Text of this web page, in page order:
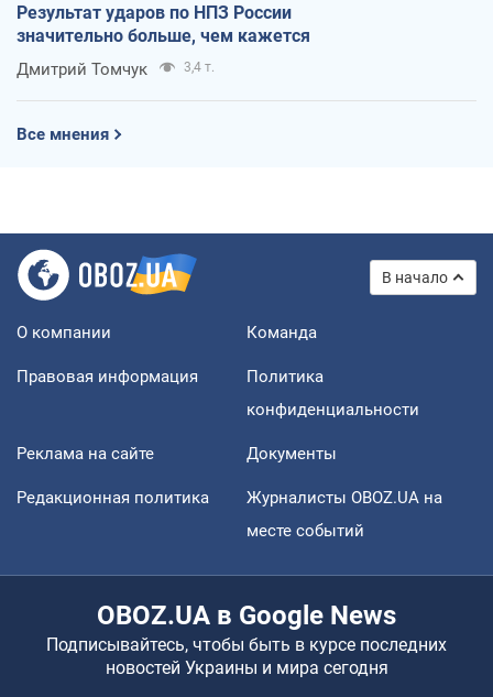
Результат ударов по НПЗ России
значительно больше, чем кажется
Дмитрий Томчук 3,4 т.
Все мнения
В начало
О компании Команда
Правовая информация
Политика
конфиденциальности
Реклама на сайте Документы
Редакционная политика
Журналисты OBOZ.UA на
месте событий
OBOZ.UA в Google News
Подписывайтесь, чтобы быть в курсе последних
новостей Украины и мира сегодня